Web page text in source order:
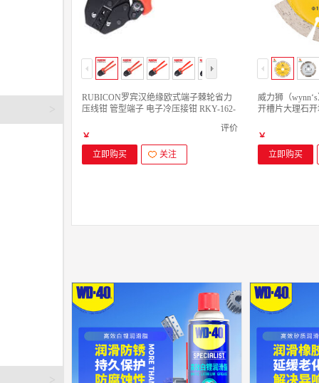
RUBICON罗宾汉绝缘欧式端子棘轮省力
压线钳 管型端子 电子冷压接钳 RKY-162-
评价
￥
立即购买
关注
威力狮（
开槽片大理石
￥
立即购买